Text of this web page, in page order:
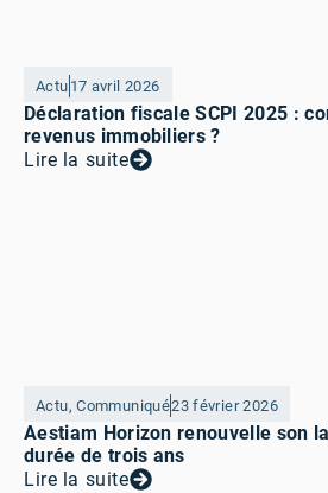
Actu 17 avril 2026
Déclaration fiscale SCPI 2025 :
revenus immobiliers ?
Lire la suite
Actu,Communiqué23 février 2026
Aestiam Horizon renouvelle son
durée de trois ans
Lire la suite